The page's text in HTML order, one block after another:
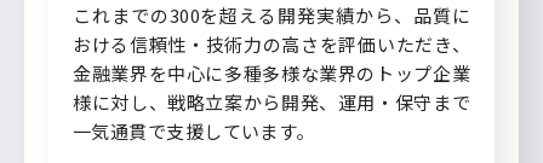
これまでの300を超える開発実績から、品質に
おける信頼性・技術力の高さを評価いただき、
金融業界を中心に多種多様な業界のトップ企業
様に対し、戦略立案から開発、運用・保守まで
一気通貫で支援しています。